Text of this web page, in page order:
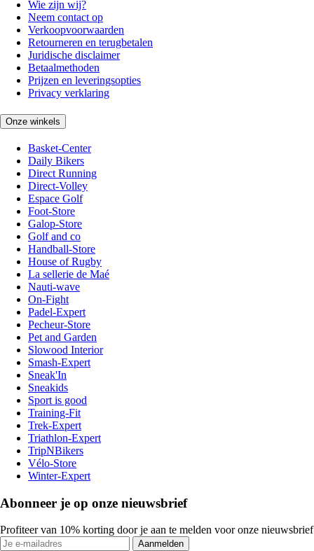
Wie zijn wij?
Neem contact op
Verkoopvoorwaarden
Retourneren en terugbetalen
Juridische disclaimer
Betaalmethoden
Prijzen en leveringsopties
Privacy verklaring
Onze winkels
Basket-Center
Daily Bikers
Direct Running
Direct-Volley
Espace Golf
Foot-Store
Galop-Store
Golf and co
Handball-Store
House of Rugby
La sellerie de Maé
Nauti-wave
On-Fight
Padel-Expert
Pecheur-Store
Pet and Garden
Slowood Interior
Smash-Expert
Sneak'In
Sneakids
Sport is good
Training-Fit
Trek-Expert
Triathlon-Expert
TripNBikers
Vélo-Store
Winter-Expert
Abonneer je op onze nieuwsbrief
Profiteer van 10% korting door je aan te melden voor onze nieuwsbrief
Aanmelden